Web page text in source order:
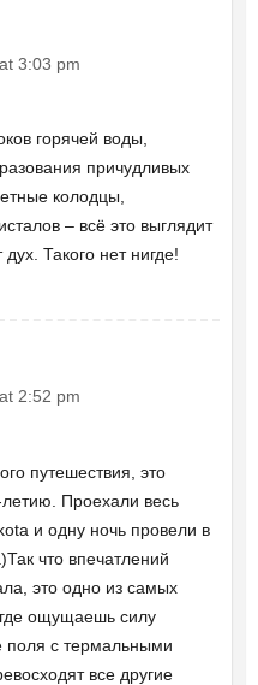
3:03 pm
горячей воды,
причудливых
колодцы,
– всё это выглядит
Такого нет нигде!
2:52 pm
путешествия, это
Проехали весь
и одну ночь провели в
что впечатлений
это одно из самых
ощущаешь силу
поля с термальными
все другие